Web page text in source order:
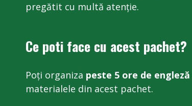
pregătit cu multă atenție.
Ce poti face cu acest pachet?
Poți organiza peste 5 ore de engleză
materialele din acest pachet.